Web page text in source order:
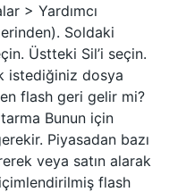
> Yardımcı
Soldaki
Üstteki Sil’i seçin.
istediğiniz dosya
flash geri gelir mi?
Bunun için
Piyasadan bazı
veya satın alarak
flash